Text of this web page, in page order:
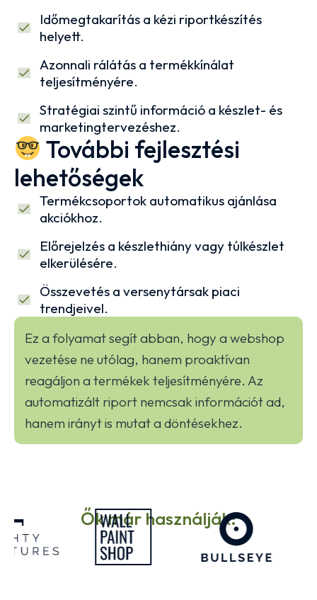
Időmegtakarítás a kézi riportkészítés
helyett.
Azonnali rálátás a termékkínálat
teljesítményére.
Stratégiai szintű információ a készlet- és
marketingtervezéshez.
További fejlesztési
lehetőségek
Termékcsoportok automatikus ajánlása
akciókhoz.
Előrejelzés a készlethiány vagy túlkészlet
elkerülésére.
Összevetés a versenytársak piaci
trendjeivel.
Ez a folyamat segít abban, hogy a webshop
vezetése ne utólag, hanem proaktívan
reagáljon a termékek teljesítményére. Az
automatizált riport nemcsak információt ad,
hanem irányt is mutat a döntésekhez.
Ők már használják: